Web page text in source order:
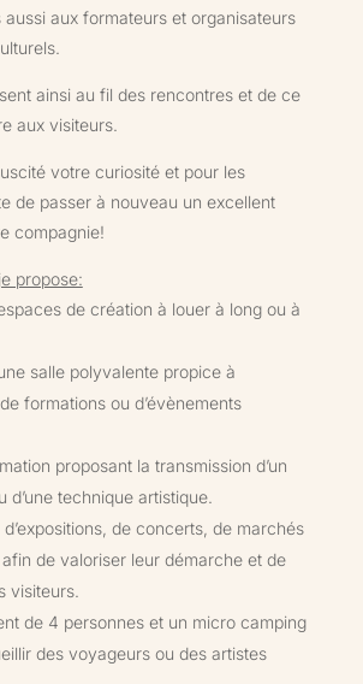
aussi aux formateurs et organisateurs
ainsi au fil des rencontres et de ce
aux visiteurs.
votre curiosité et pour les
de passer à nouveau un excellent
compagnie!
propose:
de création à louer à long ou à
salle polyvalente propice à
formations ou d’évènements
proposant la transmission d’un
d’une technique artistique.
d’expositions, de concerts, de marchés
de valoriser leur démarche et de
visiteurs.
de 4 personnes et un micro camping
des voyageurs ou des artistes